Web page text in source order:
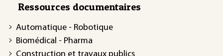
Ressources documentaires
Automatique - Robotique
Biomédical - Pharma
Construction et travaux publics